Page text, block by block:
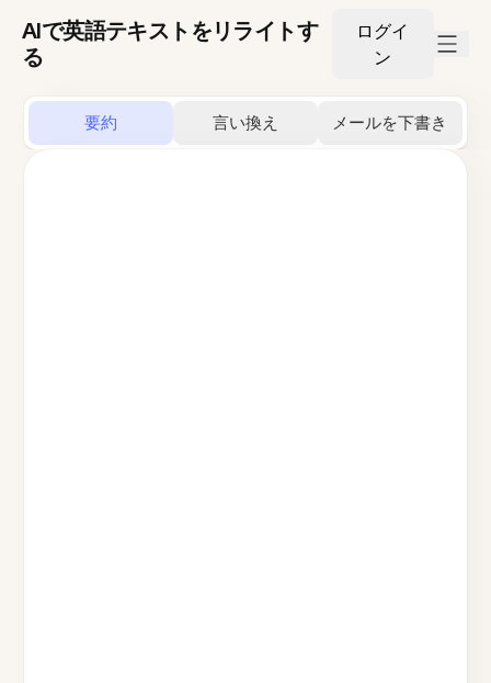
AIで英語テキストをリライトす
る
ログイ
ン
要約 言い換え メールを下書き